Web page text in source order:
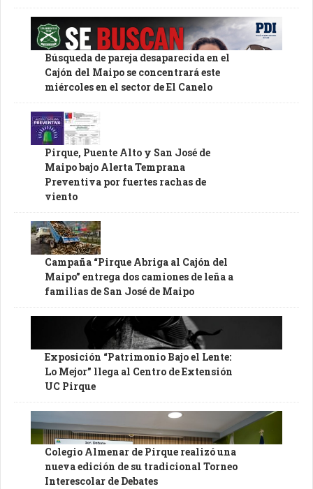
Búsqueda de pareja desaparecida en el
Cajón del Maipo se concentrará este
miércoles en el sector de El Canelo
Pirque, Puente Alto y San José de
Maipo bajo Alerta Temprana
Preventiva por fuertes rachas de
viento
Campaña “Pirque Abriga al Cajón del
Maipo” entrega dos camiones de leña a
familias de San José de Maipo
Exposición “Patrimonio Bajo el Lente:
Lo Mejor” llega al Centro de Extensión
UC Pirque
Colegio Almenar de Pirque realizó una
nueva edición de su tradicional Torneo
Interescolar de Debates